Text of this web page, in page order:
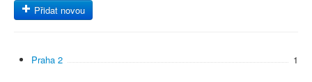
Přidat novou
Praha 2 1